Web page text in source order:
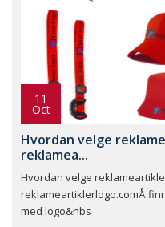
11
Oct
Hvordan velge
reklamea...
Hvordan velge
reklameartiklerlogo.comÅ
med logo&nbs